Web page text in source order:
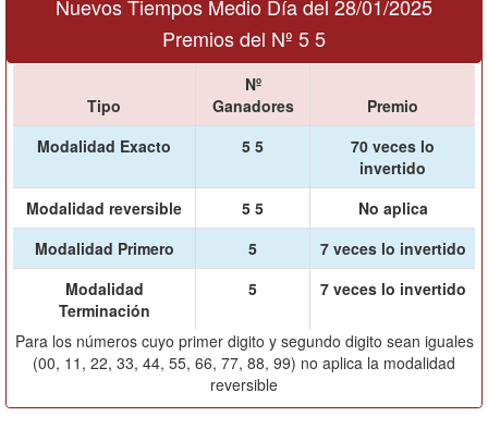
Nuevos Tiempos Medio Día del 28/01/2025
Premios del Nº 5 5
Tipo
Nº
Ganadores
Premio
Modalidad Exacto
5 5
70 veces lo
invertido
Modalidad reversible
5 5
No aplica
Modalidad Primero
5
7 veces lo invertido
Modalidad
Terminación
5 7 veces lo invertido
Para los números cuyo primer digito y segundo digito sean iguales
(00, 11, 22, 33, 44, 55, 66, 77, 88, 99) no aplica la modalidad
reversible